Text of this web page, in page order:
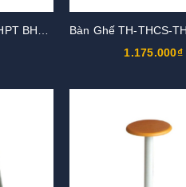
1.175.000₫